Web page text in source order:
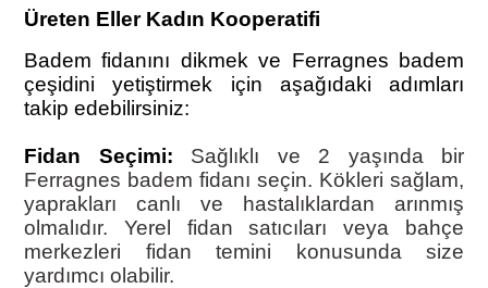
Üreten Eller Kadın Kooperatifi
Badem fidanını dikmek ve Ferragnes badem
çeşidini yetiştirmek için aşağıdaki adımları
takip edebilirsiniz:
Fidan Seçimi: Sağlıklı ve 2 yaşında bir
Ferragnes badem fidanı seçin. Kökleri sağlam,
yaprakları canlı ve hastalıklardan arınmış
olmalıdır. Yerel fidan satıcıları veya bahçe
merkezleri fidan temini konusunda size
yardımcı olabilir.